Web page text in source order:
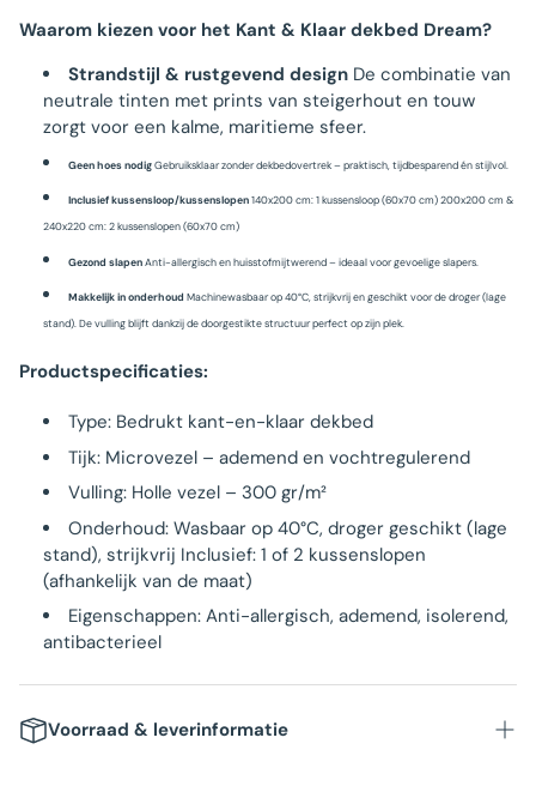
Waarom kiezen voor het Kant & Klaar dekbed Dream?
Strandstijl & rustgevend design De combinatie van
neutrale tinten met prints van steigerhout en touw
zorgt voor een kalme, maritieme sfeer.
Geen hoes nodigGebruiksklaar zonder dekbedovertrek – praktisch, tijdbesparend én stijlvol.
Inclusief kussensloop/kussenslopen140x200 cm: 1 kussensloop (60x70 cm) 200x200 cm &
240x220 cm: 2 kussenslopen (60x70 cm)
Gezond slapenAnti-allergisch en huisstofmijtwerend – ideaal voor gevoelige slapers.
Makkelijk in onderhoud Machinewasbaar op 40°C, strijkvrij en geschikt voor de droger (lage
stand). De vulling blijft dankzij de doorgestikte structuur perfect op zijn plek.
Productspecificaties:
Type: Bedrukt kant-en-klaar dekbed
Tijk: Microvezel – ademend en vochtregulerend
Vulling: Holle vezel – 300 gr/m²
Onderhoud: Wasbaar op 40°C, droger geschikt (lage
stand), strijkvrij Inclusief: 1 of 2 kussenslopen
(afhankelijk van de maat)
Eigenschappen: Anti-allergisch, ademend, isolerend,
antibacterieel
Voorraad & leverinformatie